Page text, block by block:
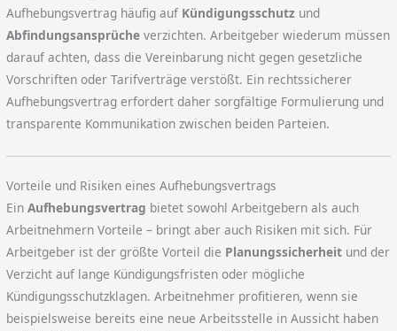
Aufhebungsvertrag häufig auf Kündigungsschutz und
Abfindungsansprüche verzichten. Arbeitgeber wiederum müssen
darauf achten, dass die Vereinbarung nicht gegen gesetzliche
Vorschriften oder Tarifverträge verstößt. Ein rechtssicherer
Aufhebungsvertrag erfordert daher sorgfältige Formulierung und
transparente Kommunikation zwischen beiden Parteien.
Vorteile und Risiken eines Aufhebungsvertrags
EinAufhebungsvertrag bietet sowohl Arbeitgebern als auch
Arbeitnehmern Vorteile – bringt aber auch Risiken mit sich. Für
Arbeitgeber ist der größte Vorteil die Planungssicherheit und der
Verzicht auf lange Kündigungsfristen oder mögliche
Kündigungsschutzklagen. Arbeitnehmer profitieren, wenn sie
beispielsweise bereits eine neue Arbeitsstelle in Aussicht haben